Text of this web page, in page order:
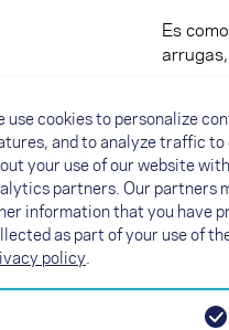
Es
El
idónea
vela
suavidad
use cookies to personalize
and to analyze traffic
your use of our website
partners. Our partners
information that you have
as part of your use of
policy